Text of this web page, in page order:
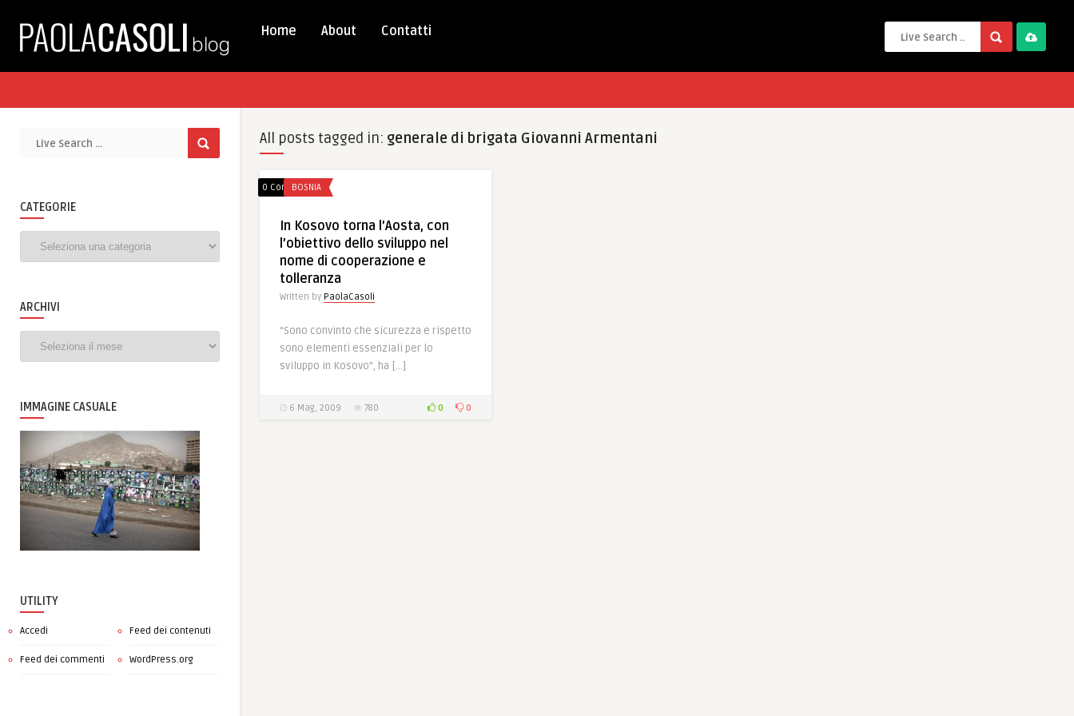
Home About Contatti
CATEGORIE
ARCHIVI
IMMAGINE CASUALE
UTILITY
Accedi Feed dei contenuti
Feed dei commenti WordPress.org
All posts tagged in: generale di brigata Giovanni Armentani
0 Comments
BOSNIA
In Kosovo torna l’Aosta, con
l’obiettivo dello sviluppo nel
nome di cooperazione e
tolleranza
Written by PaolaCasoli
“Sono convinto che sicurezza e rispetto
sono elementi essenziali per lo
sviluppo in Kosovo”, ha […]
6 Mag, 2009 780 0 0